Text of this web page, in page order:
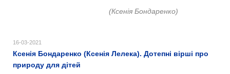
(Ксенія Бондаренко)
16-03-2021
Ксенія Бондаренко (Ксенія Лелека). Дотепні вірші про
природу для дітей